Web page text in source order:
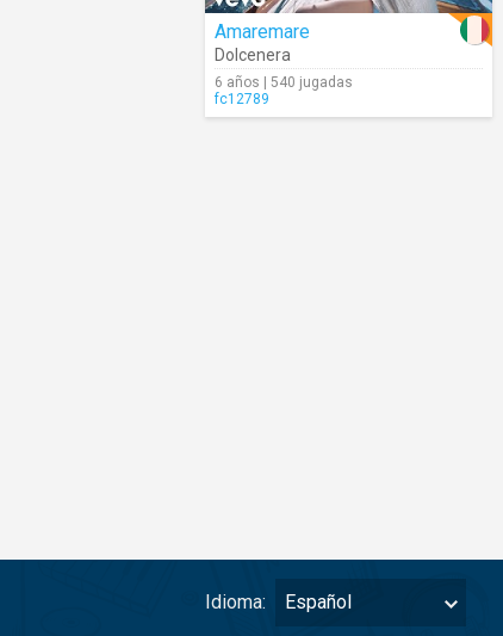
Amaremare
Dolcenera
6 años | 540 jugadas
fc12789
Idioma: Español